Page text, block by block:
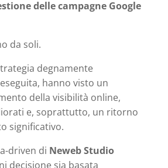
delle campagne Google
da soli.
degnamente
hanno visto un
della visibilità online,
e, soprattutto, un ritorno
significativo.
driven di Neweb Studio
decisione sia basata